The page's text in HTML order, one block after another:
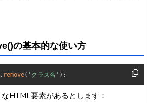
の基本的な使い方
. remove( 'クラス名' ) ;
HTML要素があるとします：